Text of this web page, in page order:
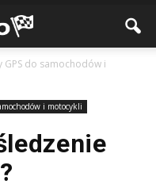
GPS do samochodów i
i motocykli